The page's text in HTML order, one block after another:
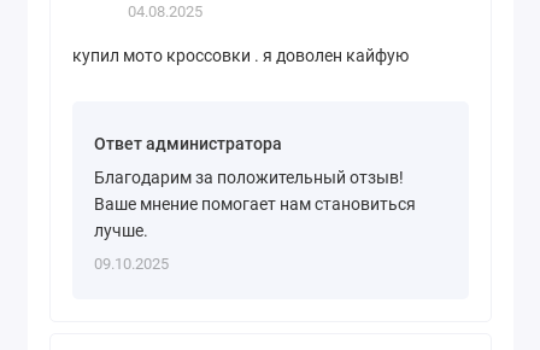
04.08.2025
купил мото кроссовки . я доволен кайфую
Ответ администратора
Благодарим за положительный отзыв!
Ваше мнение помогает нам становиться
лучше.
09.10.2025